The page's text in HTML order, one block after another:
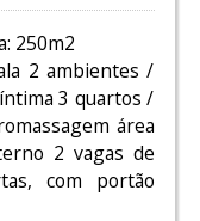
250m2
2 ambientes /
3 quartos /
área
2 vagas de
com portão